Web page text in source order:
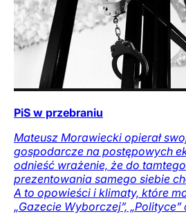
PiS w przebraniu
Mateusz Morawiecki opierał
gospodarcze na postępowych
odnieść wrażenie, że do
prezentowania samego siebie
A to opowieści i klimaty, które
„Gazecie Wyborczej”,